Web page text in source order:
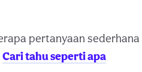
pertanyaan sederhana
Cari tahu seperti apa